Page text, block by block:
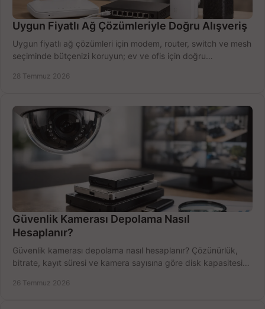
Uygun Fiyatlı Ağ Çözümleriyle Doğru Alışveriş
Uygun fiyatlı ağ çözümleri için modem, router, switch ve mesh
seçiminde bütçenizi koruyun; ev ve ofis için doğru
28 Temmuz 2026
Güvenlik Kamerası Depolama Nasıl
Hesaplanır?
Güvenlik kamerası depolama nasıl hesaplanır? Çözünürlük,
bitrate, kayıt süresi ve kamera sayısına göre disk kapasitesini
26 Temmuz 2026